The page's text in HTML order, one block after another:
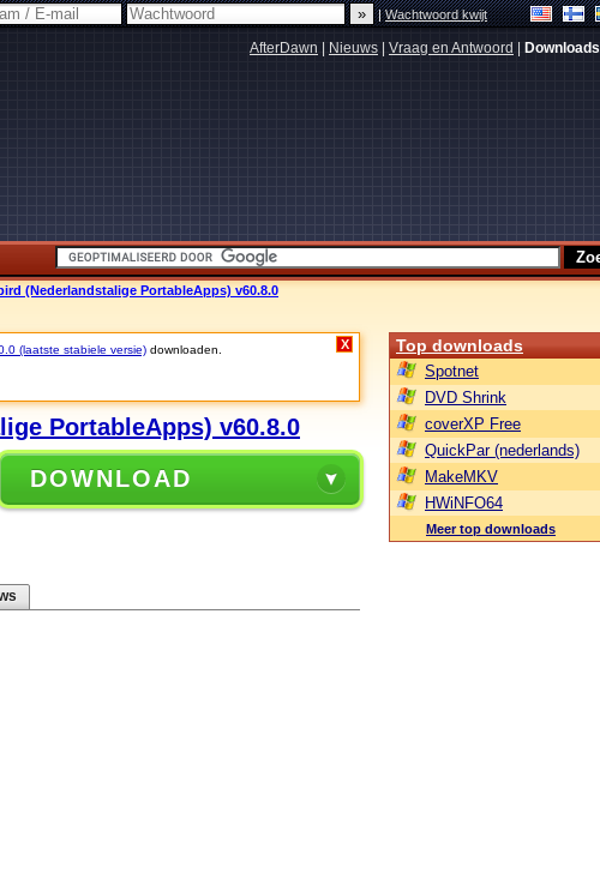
|Wachtwoord kwijt
AfterDawn Nieuws Vraag en Antwoord Downloads
(Nederlandstalige PortableApps) v60.8.0
(laatste stabiele versie) downloaden.
X
PortableApps) v60.8.0
DOWNLOAD
Top downloads
Spotnet
DVD Shrink
coverXP Free
QuickPar (nederlands)
MakeMKV
HWiNFO64
Meer top downloads